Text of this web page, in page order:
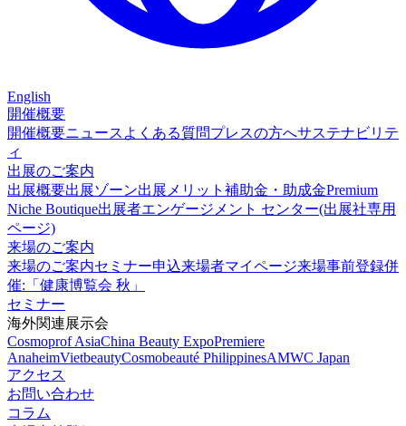
English
開催概要
開催概要ニュース よくある質問プレスの方へサステナビリテ
ィ
出展のご案内
出展概要出展ゾーン出展メリット 補助金・助成金Premium
Niche Boutique出展者エンゲージメント センター(出展社専用
ページ)
来場のご案内
来場のご案内セミナー申込来場者マイページ来場事前登録併
催:「健康博覧会 秋」
セミナー
海外関連展示会
Cosmoprof AsiaChina Beauty ExpoPremiere
AnaheimVietbeautyCosmobeauté PhilippinesAMWC Japan
アクセス
お問い合わせ
コラム